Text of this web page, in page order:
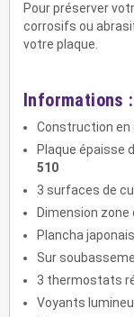
Pour préserver
corrosifs ou
votre plaque.
Informations :
Construction en
Plaque épaisse
510
3 surfaces de
Dimension
Plancha
Sur
3 thermostats
Voyants